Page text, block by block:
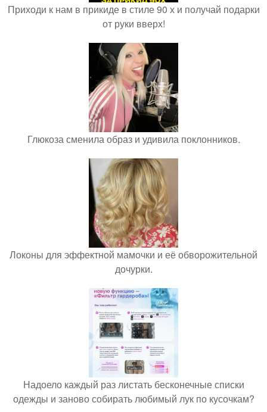
Приходи к нам в прикиде в стиле 90 х и получай подарки
от руки вверх!
Глюкоза сменила образ и удивила поклонников.
Локоны для эффектной мамочки и её обворожительной
дочурки.
Надоело каждый раз листать бесконечные списки
одежды и заново собирать любимый лук по кусочкам?